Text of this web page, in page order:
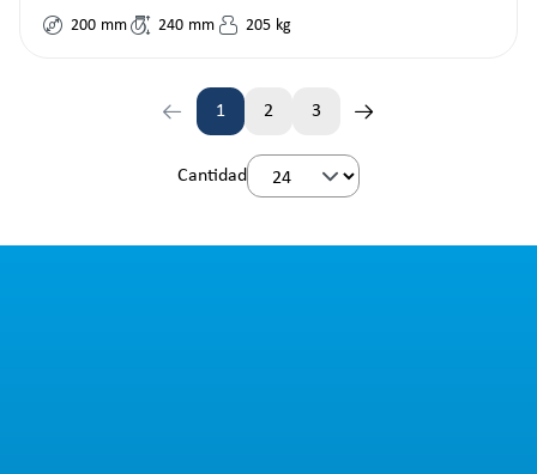
200 mm 240 mm 205 kg
Página
1 2
Página
3
Cantidad